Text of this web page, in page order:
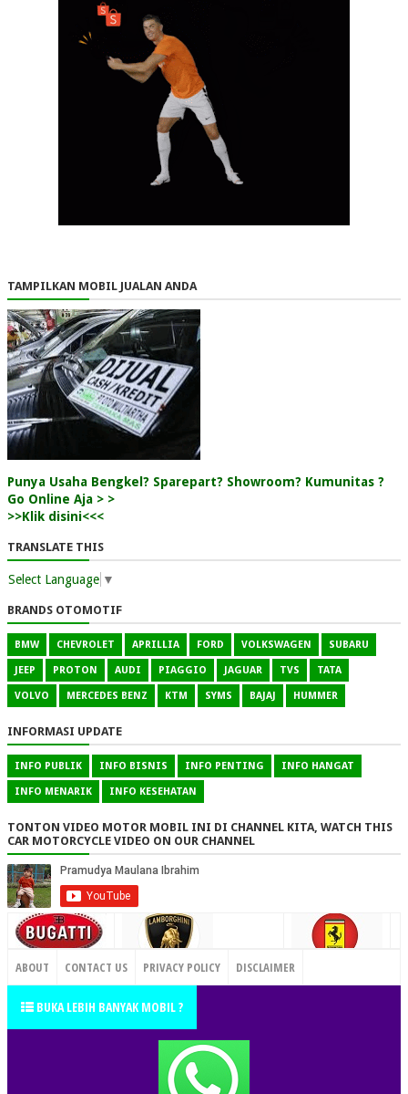
TAMPILKAN MOBIL JUALAN ANDA
Punya Usaha Bengkel? Sparepart? Showroom? Kumunitas ?
Go Online Aja > >
>>Klik disini<<<
TRANSLATE THIS
Select Language ▼
BRANDS OTOMOTIF
BMW CHEVROLET APRILLIA FORD VOLKSWAGEN SUBARU
JEEP PROTON AUDI PIAGGIO JAGUAR TVS TATA
VOLVO MERCEDES BENZ KTM SYMS BAJAJ HUMMER
INFORMASI UPDATE
INFO PUBLIK INFO BISNIS INFO PENTING INFO HANGAT
INFO MENARIK INFO KESEHATAN
TONTON VIDEO MOTOR MOBIL INI DI CHANNEL KITA, WATCH THIS
CAR MOTORCYCLE VIDEO ON OUR CHANNEL
CONTACT US
ABOUT CONTACT US PRIVACY POLICY DISCLAIMER
TERMS OF SERVICE SITEMAP
BUKA LEBIH BANYAK MOBIL ?